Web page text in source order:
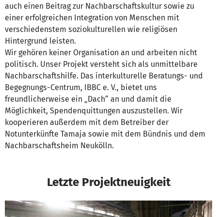
auch einen Beitrag zur Nachbarschaftskultur sowie zu
einer erfolgreichen Integration von Menschen mit
verschiedenstem soziokulturellen wie religiösen
Hintergrund leisten.
Wir gehören keiner Organisation an und arbeiten nicht
politisch. Unser Projekt versteht sich als unmittelbare
Nachbarschaftshilfe. Das interkulturelle Beratungs- und
Begegnungs-Centrum, IBBC e. V., bietet uns
freundlicherweise ein „Dach“ an und damit die
Möglichkeit, Spendenquittungen auszustellen. Wir
kooperieren außerdem mit dem Betreiber der
Notunterkünfte Tamaja sowie mit dem Bündnis und dem
Nachbarschaftsheim Neukölln.
Letzte Projektneuigkeit